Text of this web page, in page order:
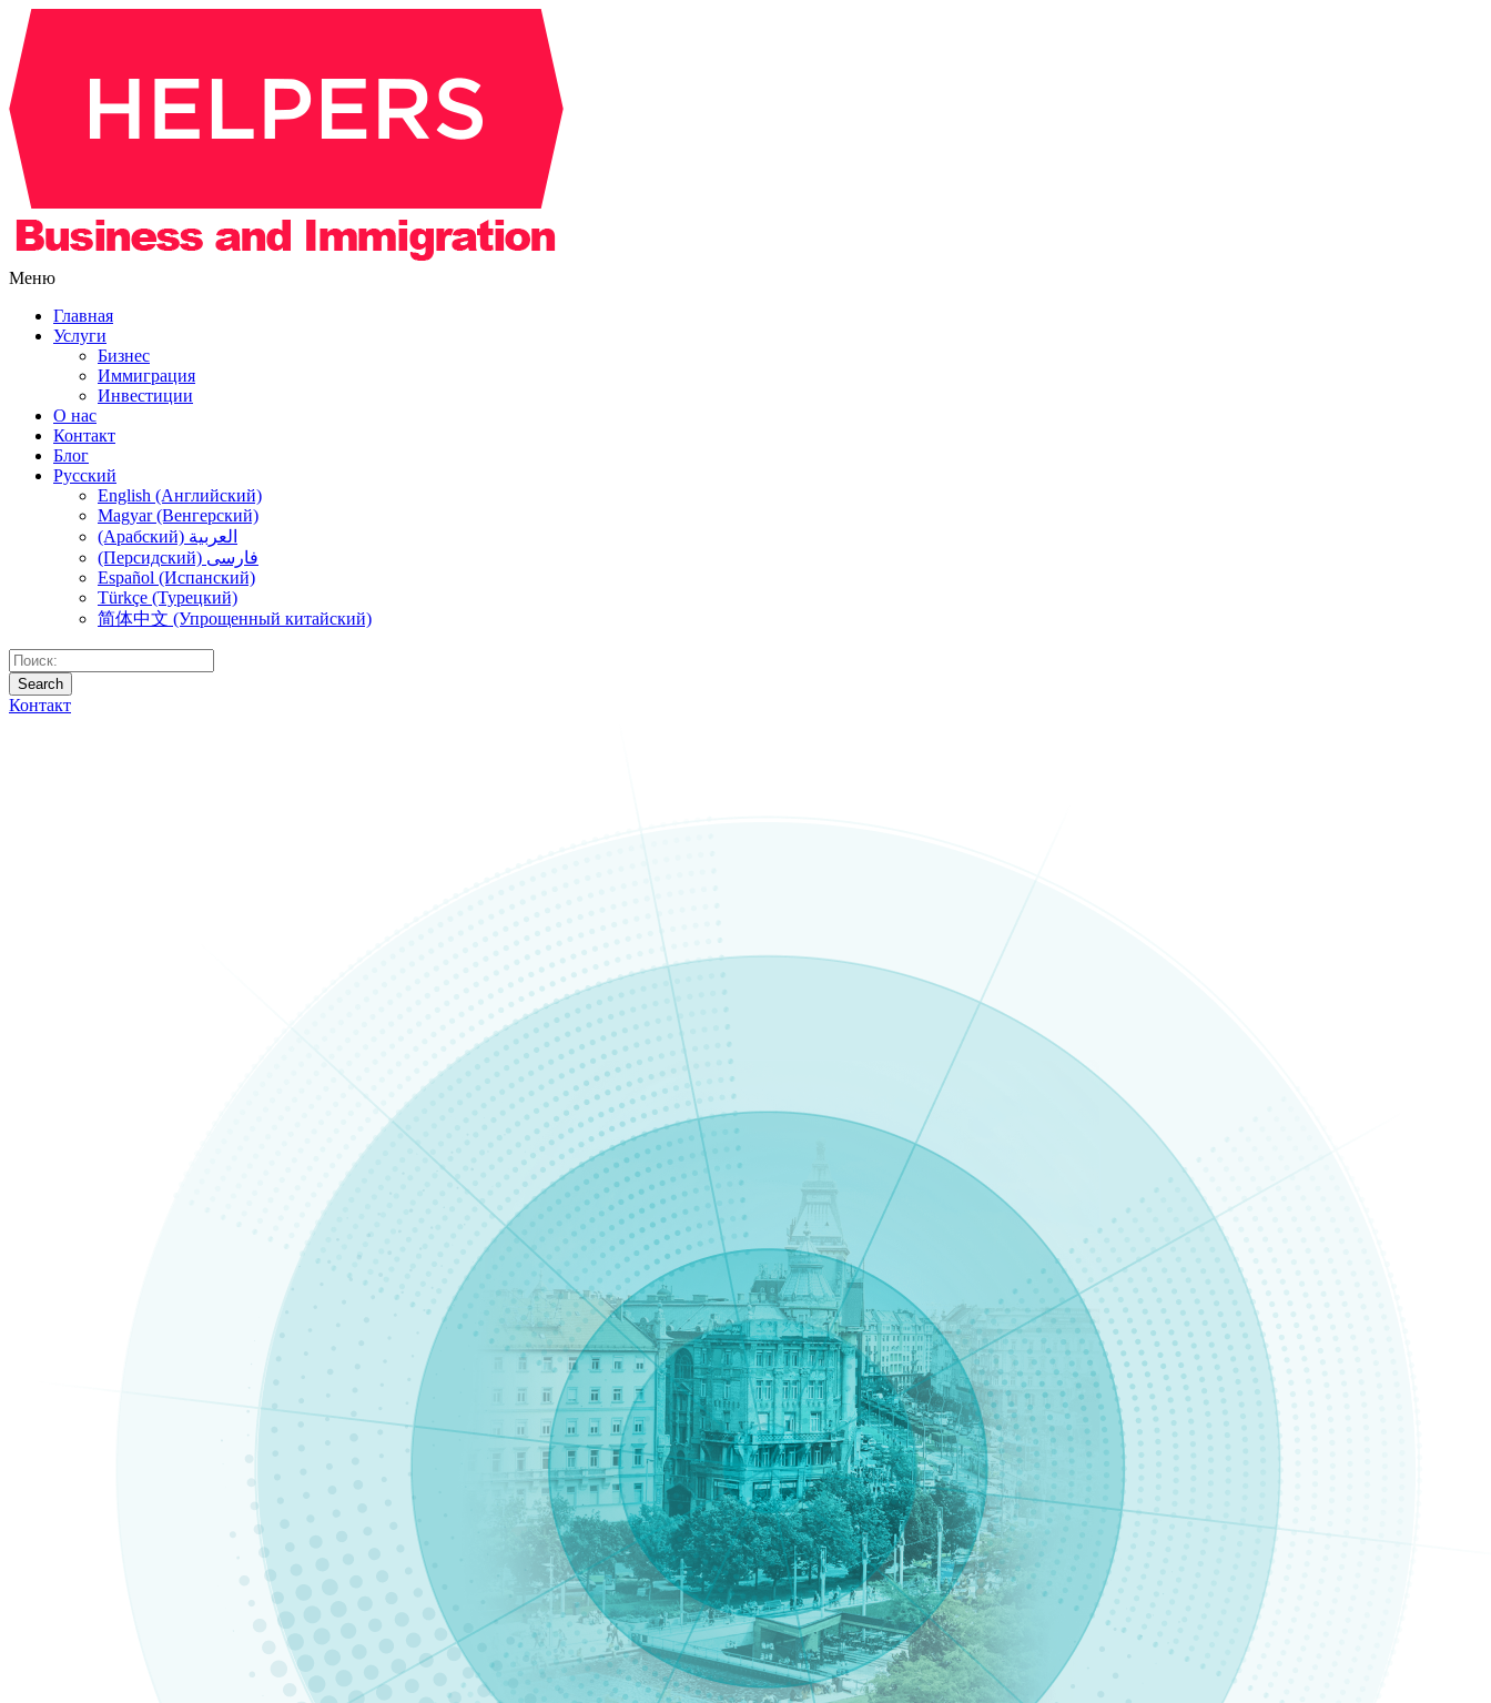
Меню
Главная
Услуги
Бизнес
Иммиграция
Инвестиции
О нас
Контакт
Блог
Русский
English (Английский)
Magyar (Венгерский)
(Арабский) العربية
(Персидский) فارسی
Español (Испанский)
Türkçe (Турецкий)
简体中文 (Упрощенный китайский)
Search
Контакт